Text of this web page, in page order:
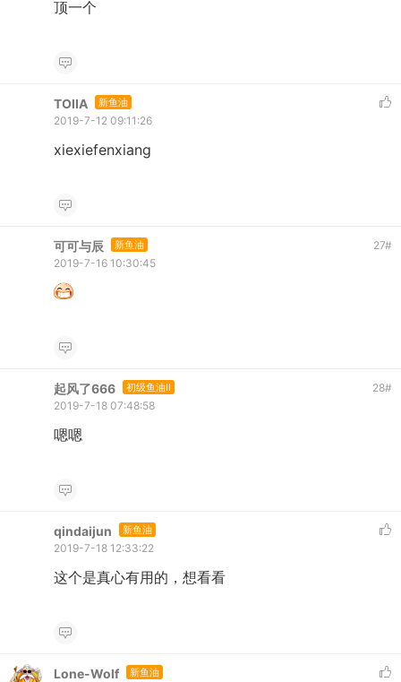
顶一个
TOIIA 新鱼油
2019-7-12 09:11:26
xiexiefenxiang
可可与辰 新鱼油 27#
2019-7-16 10:30:45
起风了666 初级鱼油II 28#
2019-7-18 07:48:58
嗯嗯
qindaijun 新鱼油
2019-7-18 12:33:22
这个是真心有用的，想看看
Lone-Wolf 新鱼油